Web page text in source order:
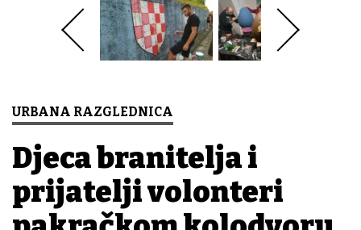
URBANA RAZGLEDNICA
Djeca branitelja i
prijatelji volonteri